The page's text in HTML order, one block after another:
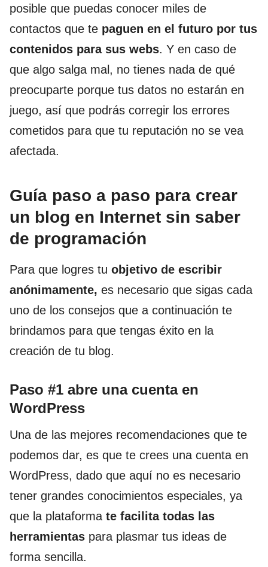
posible que puedas conocer miles de
contactos que te paguen en el futuro por tus
contenidos para sus webs. Y en caso de
que algo salga mal, no tienes nada de qué
preocuparte porque tus datos no estarán en
juego, así que podrás corregir los errores
cometidos para que tu reputación no se vea
afectada.
Guía paso a paso para crear
un blog en Internet sin saber
de programación
Para que logres tu objetivo de escribir
anónimamente, es necesario que sigas cada
uno de los consejos que a continuación te
brindamos para que tengas éxito en la
creación de tu blog.
Paso #1 abre una cuenta en
WordPress
Una de las mejores recomendaciones que te
podemos dar, es que te crees una cuenta en
WordPress, dado que aquí no es necesario
tener grandes conocimientos especiales, ya
que la plataforma te facilita todas las
herramientas para plasmar tus ideas de
forma sencilla.